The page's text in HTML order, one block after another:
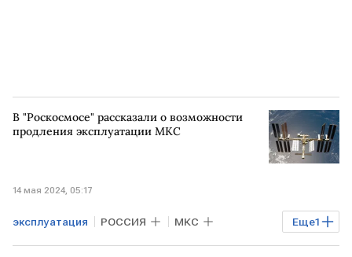
В "Роскосмосе" рассказали о возможности
продления эксплуатации МКС
14 мая 2024, 05:17
Еще1
эксплуатация РОССИЯ МКС
космос